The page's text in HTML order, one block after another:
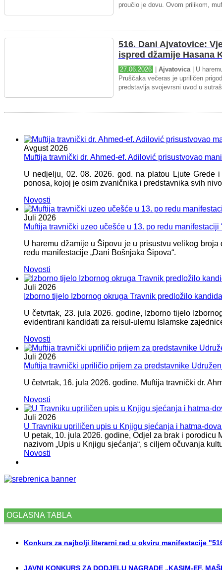
proučio je dovu. Ovom prilikom,
516. Dani Ajvatovice:
ispred džamije Hasana
27.06.2026 Ajvatovica| U
Pruščaka večeras je upriličen
predstavlja svojevrsni uvod u
Avgust 2026
Muftija travnički dr. Ahmed-ef. Adilović prisustvovao
U nedjelju, 02. 08. 2026. god. na platou Ljute
ponosa, kojoj je osim zvaničnika i predstavnika svih
Novosti
Juli 2026
Muftija travnički uzeo učešće u 13. po redu
U haremu džamije u Šipovu je u prisustvu velikog
redu manifestacije „Dani Bošnjaka Šipova“.
Novosti
Juli 2026
Izborno tijelo Izbornog okruga Travnik predložilo
U četvrtak, 23. jula 2026. godine, Izborno tijelo
evidentirani kandidati za reisul-ulemu Islamske
Novosti
Juli 2026
Muftija travnički upriličio prijem za predstavnike
U četvrtak, 16. jula 2026. godine, Muftija travnički dr.
Novosti
Juli 2026
U Travniku upriličen upis u Knjigu sjećanja i hatma-
U petak, 10. jula 2026. godine, Odjel za brak i
nazivom „Upis u Knjigu sjećanja“, s ciljem očuvanja
Novosti
OGLASNA TABLA
Konkurs za najbolji literarni rad u okviru manifestacije
JAVNI KONKURS ZA DODJELU NAGRADE „KASIM-EF.